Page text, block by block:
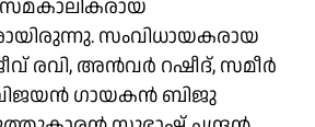
സമകാലികരായ
സംവിധായകരായ
രവി, അൻവർ റഷീദ്, സമീർ
വിജയൻ ഗായകൻ ബിജു